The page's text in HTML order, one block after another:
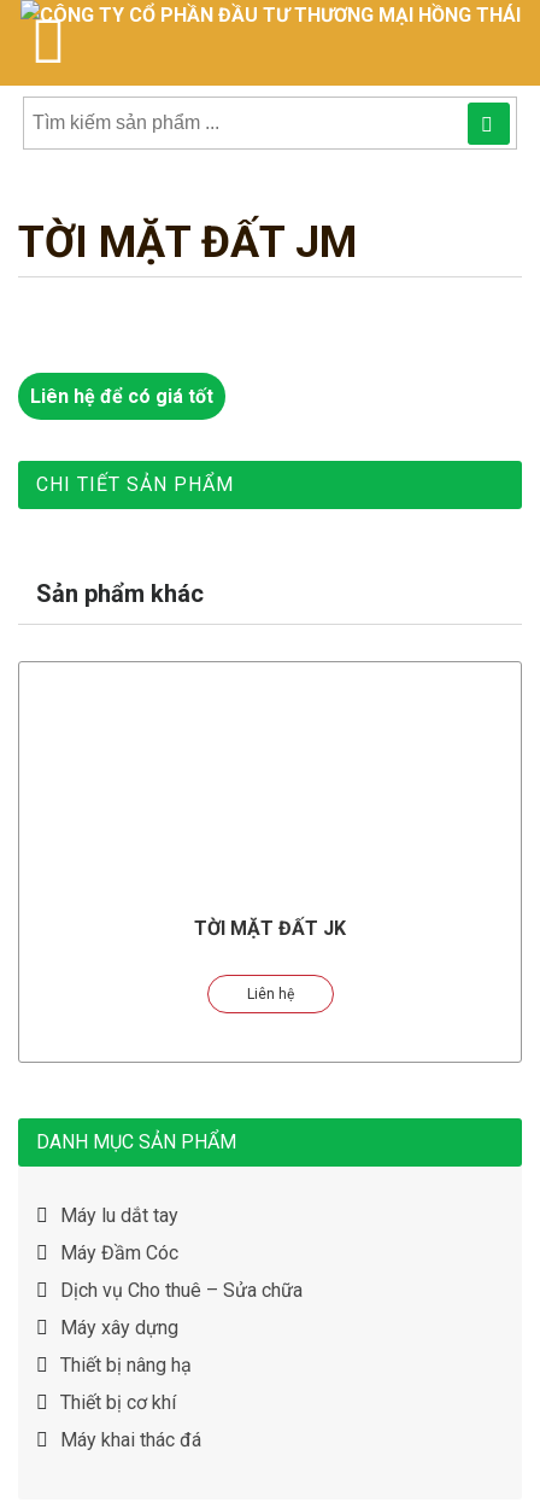
Tìm
sản
TỜI MẶT ĐẤT JM
Liên hệ để có giá tốt
CHI TIẾT SẢN PHẨM
Sản phẩm khác
TỜI MẶT ĐẤT JK
Liên hệ
DANH MỤC SẢN PHẨM
Máy lu dắt tay
Máy Đầm Cóc
Dịch vụ Cho thuê – Sửa chữa
Máy xây dựng
Thiết bị nâng hạ
Thiết bị cơ khí
Máy khai thác đá